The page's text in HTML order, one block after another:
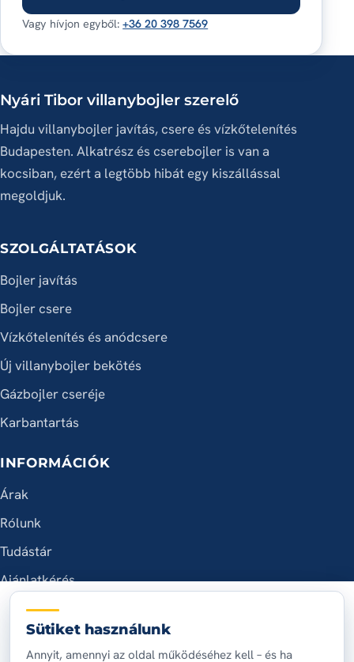
Vagy hívjon egyből:+36 20 398 7569
Nyári Tibor villanybojler szerelő
Hajdu villanybojler javítás, csere és vízkőtelenítés
Budapesten. Alkatrész és cserebojler is van a
kocsiban, ezért a legtöbb hibát egy kiszállással
megoldjuk.
SZOLGÁLTATÁSOK
Bojler javítás
Bojler csere
Vízkőtelenítés és anódcsere
Új villanybojler bekötés
Gázbojler cseréje
Karbantartás
INFORMÁCIÓK
Árak
Rólunk
Tudástár
Ajánlatkérés
ELÉRHETŐSÉG
+36 20 398 7569
Sütiket használunk
Annyit, amennyi az oldal működéséhez kell – és ha